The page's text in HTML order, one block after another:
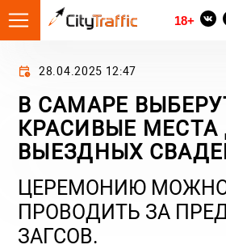
18+
28.04.2025 12:47
В САМАРЕ
КРАСИВЫЕ МЕСТА
ВЫЕЗДНЫХ
ЦЕРЕМОНИЮ
ПРОВОДИТЬ ЗА
ЗАГСОВ.